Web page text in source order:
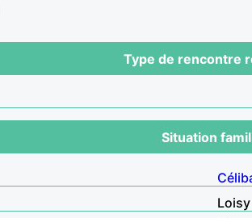
Type de rencontre
Situation
Loisy